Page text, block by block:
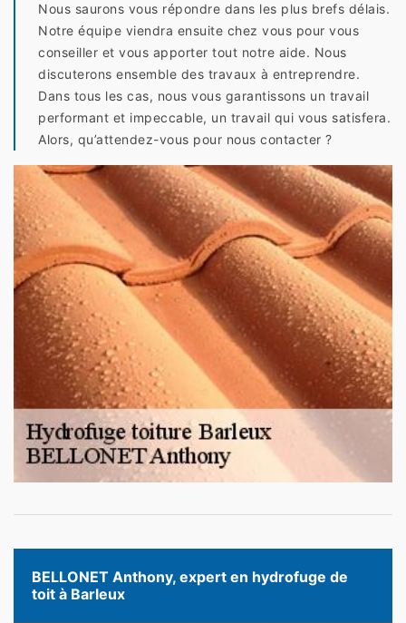
Nous saurons vous répondre dans les plus brefs délais.
Notre équipe viendra ensuite chez vous pour vous
conseiller et vous apporter tout notre aide. Nous
discuterons ensemble des travaux à entreprendre.
Dans tous les cas, nous vous garantissons un travail
performant et impeccable, un travail qui vous satisfera.
Alors, qu’attendez-vous pour nous contacter ?
BELLONET Anthony, expert en hydrofuge de
toit à Barleux